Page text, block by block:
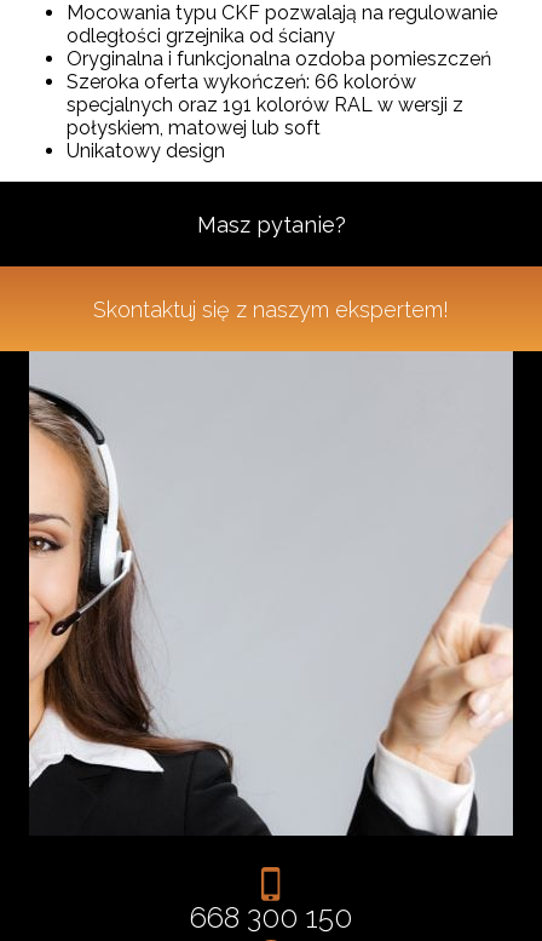
Mocowania typu CKF pozwalają na regulowanie
odległości grzejnika od ściany
Oryginalna i funkcjonalna ozdoba pomieszczeń
Szeroka oferta wykończeń: 66 kolorów
specjalnych oraz 191 kolorów RAL w wersji z
połyskiem, matowej lub soft
Unikatowy design
Masz pytanie?
Skontaktuj się z naszym ekspertem!
668 300 150